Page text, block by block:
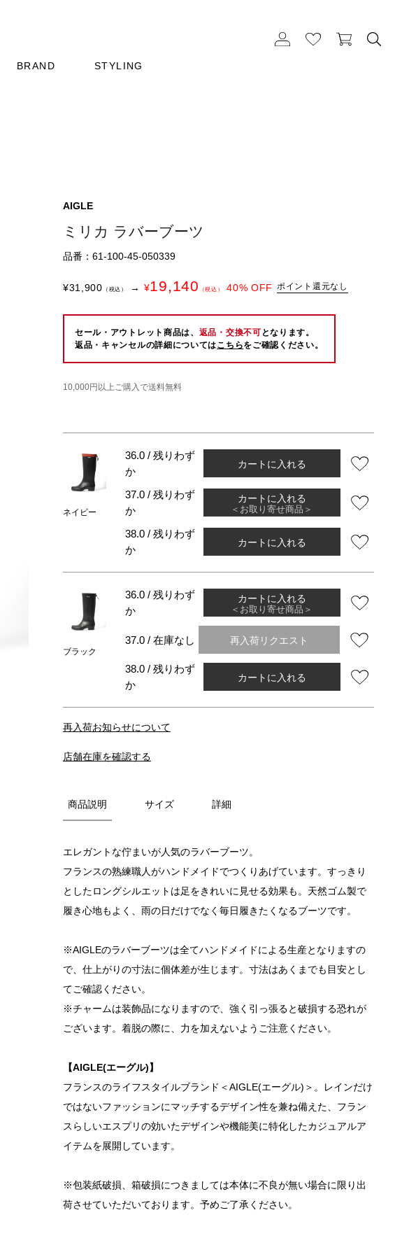
BRAND STYLING
AIGLE
ミリカ ラバーブーツ
品番：61-100-45-050339
¥31,900 （税込） → ¥19,140 （税込） 40% OFF ポイント還元なし
セール・アウトレット商品は、 返品・交換不可 となります。
返品・キャンセルの詳細についてはこちらをご確認ください。
10,000円以上ご購入で送料無料
ネイビー
36.0 / 残りわず
か
カートに入れる
37.0 / 残りわず
か
カートに入れる
＜お取り寄せ商品＞
38.0 / 残りわず
か
カートに入れる
ブラック
36.0 / 残りわず
か
カートに入れる
＜お取り寄せ商品＞
37.0 / 在庫なし 再入荷リクエスト
38.0 / 残りわず
か
カートに入れる
再入荷お知らせについて
店舗在庫を確認する
商品説明 サイズ 詳細
エレガントな佇まいが人気のラバーブーツ。
フランスの熟練職人がハンドメイドでつくりあげています。すっきり
としたロングシルエットは足をきれいに見せる効果も。天然ゴム製で
履き心地もよく、雨の日だけでなく毎日履きたくなるブーツです。
※AIGLEのラバーブーツは全てハンドメイドによる生産となりますの
で、仕上がりの寸法に個体差が生じます。寸法はあくまでも目安とし
てご確認ください。
※チャームは装飾品になりますので、強く引っ張ると破損する恐れが
ございます。着脱の際に、力を加えないようご注意ください。
【AIGLE(エーグル)】
フランスのライフスタイルブランド＜AIGLE(エーグル)＞。レインだけ
ではないファッションにマッチするデザイン性を兼ね備えた、フラン
スらしいエスプリの効いたデザインや機能美に特化したカジュアルア
イテムを展開しています。
※包装紙破損、箱破損につきましては本体に不良が無い場合に限り出
荷させていただいております。予めご了承ください。